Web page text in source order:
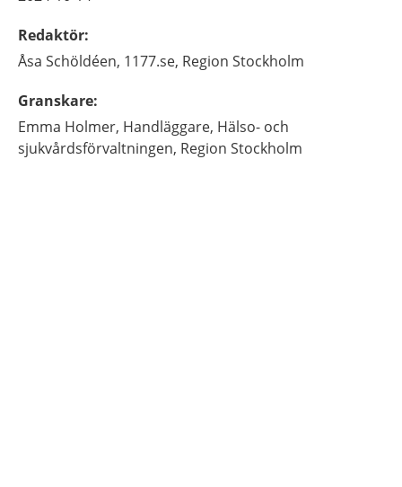
Redaktör:
Åsa Schöldéen, 1177.se, Region Stockholm
Granskare:
Emma Holmer, Handläggare, Hälso- och
sjukvårdsförvaltningen, Region Stockholm